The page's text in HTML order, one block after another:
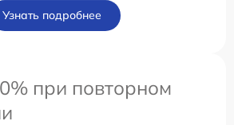
Узнать подробнее
при повторном